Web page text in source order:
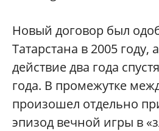
Новый договор был
Татарстана в 2005 году,
действие два года
года. В промежутке
произошел отдельно
эпизод вечной игры в